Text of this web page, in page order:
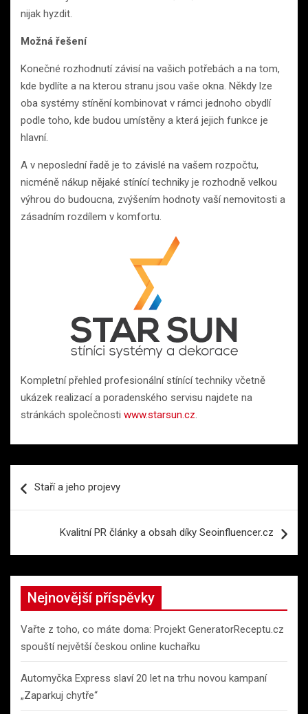
nijak hyzdit.
Možná řešení
Konečné rozhodnutí závisí na vašich potřebách a na tom,
kde bydlíte a na kterou stranu jsou vaše okna. Někdy lze
oba systémy stínění kombinovat v rámci jednoho obydlí
podle toho, kde budou umístěny a která jejich funkce je
hlavní.
A v neposlední řadě je to závislé na vašem rozpočtu,
nicméně nákup nějaké stínící techniky je rozhodně velkou
výhrou do budoucna, zvýšením hodnoty vaší nemovitosti a
zásadním rozdílem v komfortu.
Kompletní přehled profesionální stínící techniky včetně
ukázek realizací a poradenského servisu najdete na
stránkách společnosti www.starsun.cz.
proStaří a jeho projevy
Kvalitní PR články a obsah díky Seoinfluencer.cz
Nejnovější příspěvky
Vařte z toho, co máte doma: Projekt GeneratorReceptu.cz
spouští největší českou online kuchařku
Automyčka Express slaví 20 let na trhu novou kampaní
„Zaparkuj chytře“